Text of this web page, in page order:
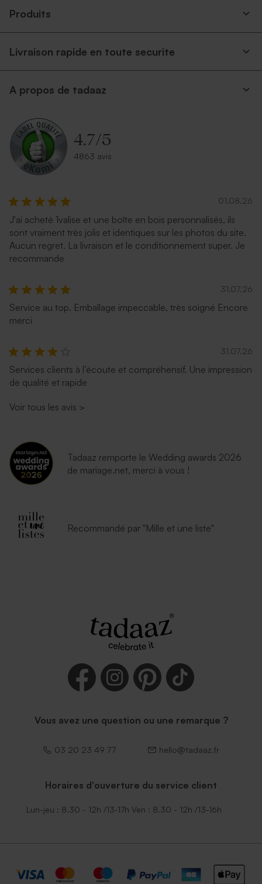
Enveloppe rectangulaire
bleu nuit
Jolie enveloppe noire
Enveloppe rose pâle
Enveloppe dorée rectangle Enveloppe bleu ciel
Enveloppe papier kraft
Enveloppe communion
papier moucheté naturel
Produits
Livraison rapide en toute securite
A propos de tadaaz
4.7/5
4863 avis
01.08.26
J'ai acheté 1valise et une boîte en bois personnalisés, ils
sont vraiment très jolis et identiques sur les photos du site.
Aucun regret. La livraison et le conditionnement super. Je
recommande
31.07.26
Service au top. Emballage impeccable, très soigné Encore
merci
31.07.26
Services clients à l’écoute et compréhensif. Une impression
de qualité et rapide
Voir tous les avis >
Tadaaz remporte le Wedding awards 2026
de mariage.net, merci à vous !
Recommandé par "Mille et une liste"
Vous avez une question ou une remarque ?
03 20 23 49 77 hello@tadaaz.fr
Horaires d'ouverture du service client
Lun-jeu : 8.30 - 12h /13-17h Ven : 8.30 - 12h /13-16h